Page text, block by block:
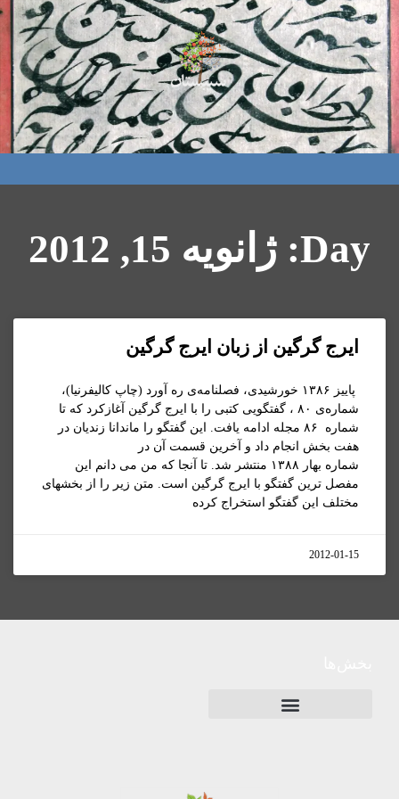
Day: ژانویه 15, 2012
ایرج گرگین از زبان ایرج گرگین
پاییز ۱۳۸۶ خورشیدی، فصلنامه‌ی ره آورد (چاپ کالیفرنیا)،
شماره‌ی ۸۰ ، گفتگویی کتبی را با ایرج گرگین آغازکرد که تا
شماره ۸۶ مجله ادامه یافت. این گفتگو را ماندانا زندیان در
هفت بخش انجام داد و آخرین قسمت آن در
شماره بهار ۱۳۸۸ منتشر شد. تا آنجا که من می دانم این
مفصل ترین گفتگو با ایرج گرگین است. متن زیر را از بخشهای
مختلف این گفتگو استخراج کرده
2012-01-15